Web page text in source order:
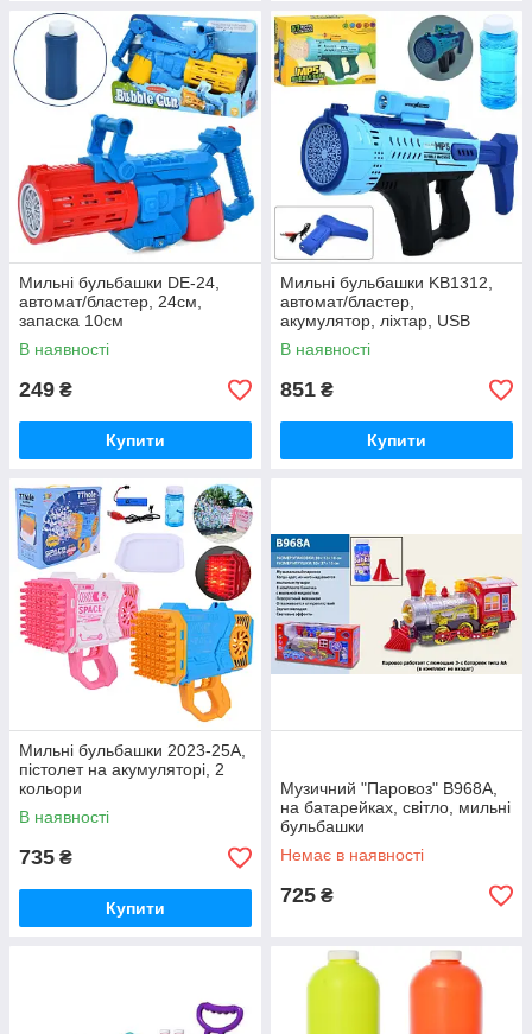
Мильні бульбашки DE-24,
автомат/бластер, 24см,
запаска 10см
В наявності
249 ₴
Купити
Мильні бульбашки KB1312,
автомат/бластер,
акумулятор, ліхтар, USB
зарядна, запаска 10,5 см
В наявності
851 ₴
Купити
Мильні бульбашки 2023-25A,
пістолет на акумуляторі, 2
кольори
В наявності
735 ₴
Купити
Музичний "Паровоз" B968A,
на батарейках, світло, мильні
бульбашки
Немає в наявності
725 ₴